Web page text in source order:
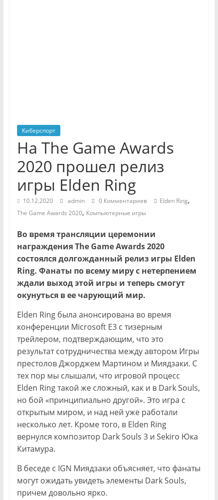
Киберспорт
На The Game Awards
2020 прошел релиз
игры Elden Ring
10.12.2020 admin 0 Комментариев Elden Ring,
The Game Awards 2020, Компьютерные игры
Во время трансляции церемонии
награждения The Game Awards 2020
состоялся долгожданный релиз игры Elden
Ring. Фанаты по всему миру с нетерпением
ждали выход этой игры и теперь смогут
окунуться в ее чарующий мир.
Elden Ring была анонсирована во время
конференции Microsoft E3 с тизерным
трейлером, подтверждающим, что это
результат сотрудничества между автором Игры
престолов Джорджем Мартином и Миядзаки. С
тех пор мы слышали, что игровой процесс
Elden Ring такой же сложный, как и в Dark Souls,
но бой «принципиально другой». Это игра с
открытым миром, и над ней уже работали
несколько лет. Кроме того, в Elden Ring
вернулся композитор Dark Souls 3 и Sekiro Юка
Китамура.
В беседе с IGN Миядзаки объясняет, что фанаты
могут ожидать увидеть элементы Dark Souls,
причем довольно ярко.